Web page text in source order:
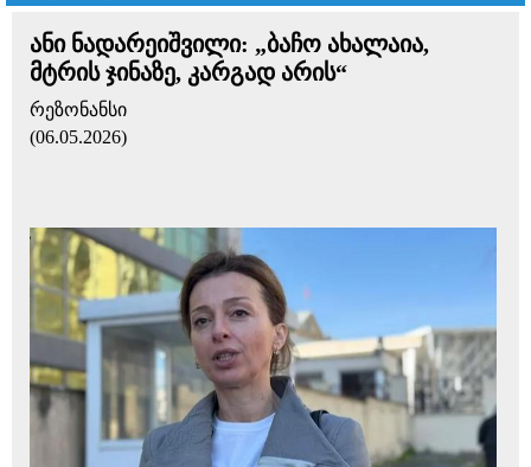
ანი ნადარეიშვილი: „ბაჩო ახალაია,
მტრის ჯინაზე, კარგად არის“
რეზონანსი
(06.05.2026)